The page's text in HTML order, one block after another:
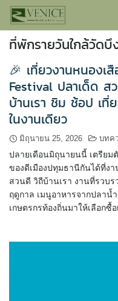
Skip
content
ที่พักรายวันใกล้วัดบึ
🎉 เที่ยวงานหนองเ
Festival ปลาเด็ด ส
บ้านเรา ชิม ช้อป เที่
ในงานเดียว
มิถุนายน 25, 2026 บทค
ปลายเดือนมิถุนายนนี้ เตรียม
ของดีเมืองปทุมธานีกันได้ที่งา
สวนดี วิถีบ้านเรา งานที่รวบ
ฤดูกาล เมนูอาหารจากปลา
เกษตรกรท้องถิ่นมาให้เลือกซื้